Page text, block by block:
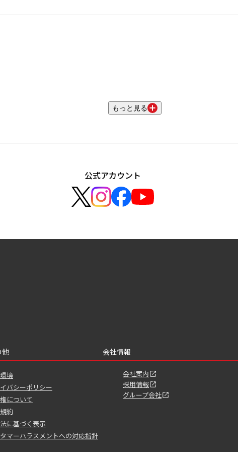
もっと見る
公式アカウント
他
境
バシーポリシー
について
約
に基づく表示
マーハラスメントへの対応指針
会社情報
会社案内
採用情報
グループ会社